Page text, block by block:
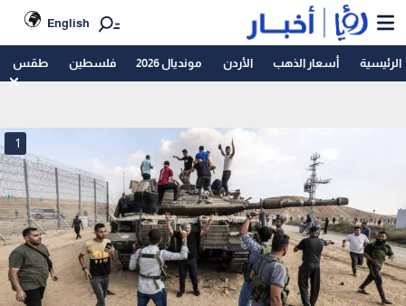
English
الرئيسية أسعار الذهب الأردن مونديال 2026 فلسطين طقس
1